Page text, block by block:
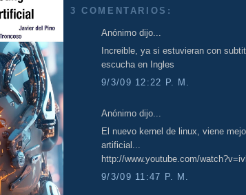
3 COMENTARIOS:
Anónimo dijo...
Increible, ya si estuvieran con
escucha en Ingles
9/3/09 12:22 P. M.
Anónimo dijo...
El nuevo kernel de linux, viene
artificial...
http://www.youtube.com/
9/3/09 11:47 P. M.